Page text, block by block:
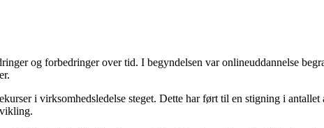
og forbedringer over tid. I begyndelsen var onlineuddannelse
i virksomhedsledelse steget. Dette har ført til en stigning i